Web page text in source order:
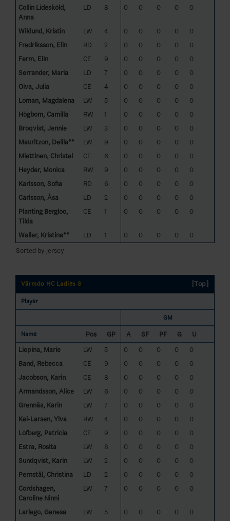
Collin Lidesköld,
Anna
LD 8 0 0 0 0 0
Wiklund, Kristin LW 4 0 0 0 0
0
Fredriksson, Elin
RD 2 0 0 0 0
0
Ferm, Elin
CE 9 0 0 0 0
0
Serrander, Maria
LD 7 0 0 0 0
0
Oiva, Julia
CE 4 0 0 0 0
0
Loman, Magdalena
LW 5 0 0 0 0
0
Högbom, Camilla
RW 1 0 0 0 0
0
Broqvist, Jennie
LW 3 0 0 0 0
0
Mauritzon, Delila**
LW 9 0 0 0 0
0
Miettinen, Christel
CE 6 0 0 0 0
0
Heyder, Monica
RW 9 0 0 0 0
0
Karlsson, Sofia
RD 6 0 0 0 0
0
Carlsson, Åsa
LD 2 0 0 0 0
0
Planting Bergloo,
Tilda
CE 1 0 0 0 0 0
Waller, Kristina** LD 1 0 0 0 0
0
Sorted by jersey
Värmdö HC Ladies 3 [Top]
Player
GM
Name Pos GP A SF PF G
U
Liepina, Marie
LW 5 0 0 0 0
0
Band, Rebecca
CE 9 0 0 0 0
0
Jacobson, Karin
CE 8 0 0 0 0
0
Armandsson, Alice
LW 6 0 0 0 0
0
Grennäs, Karin
LW 7 0 0 0 0
0
Kai-Larsen, Ylva
RW 4 0 0 0 0
0
Löfberg, Patricia
CE 9 0 0 0 0
0
Estra, Rosita
LW 8 0 0 0 0
0
Sundqvist, Karin
LW 2 0 0 0 0
0
Pernstål, Christina
LD 2 0 0 0 0
0
Cordshagen,
Caroline Ninni
LW 7 0 0 0 0 0
Lariego, Genesa LW 5 0 0 0 0
0